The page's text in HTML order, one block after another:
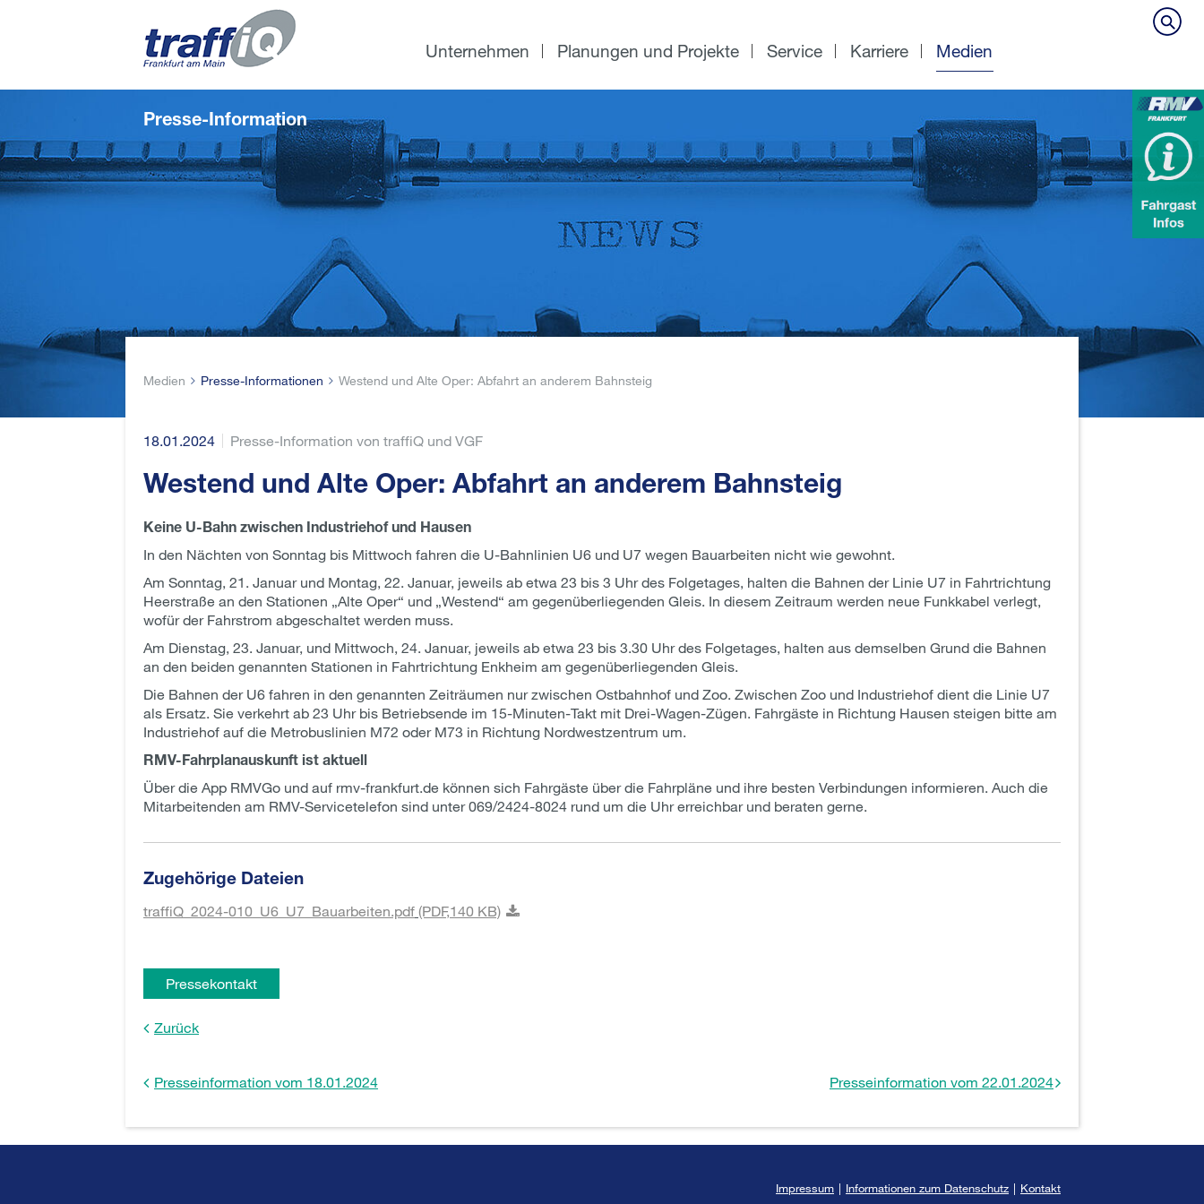
Unternehmen Planungen und Projekte Service Karriere Medien
Presse-Information
Medien Presse-Informationen Westend und Alte Oper: Abfahrt an anderem Bahnsteig
18.01.2024 Presse-Information von traffiQ und VGF
Westend und Alte Oper: Abfahrt an anderem Bahnsteig
Keine U-Bahn zwischen Industriehof und Hausen
In den Nächten von Sonntag bis Mittwoch fahren die U-Bahnlinien U6 und U7 wegen Bauarbeiten nicht wie gewohnt.
Am Sonntag, 21. Januar und Montag, 22. Januar, jeweils ab etwa 23 bis 3 Uhr des Folgetages, halten die Bahnen der Linie U7 in Fahrtrichtung
Heerstraße an den Stationen „Alte Oper“ und „Westend“ am gegenüberliegenden Gleis. In diesem Zeitraum werden neue Funkkabel verlegt,
wofür der Fahrstrom abgeschaltet werden muss.
Am Dienstag, 23. Januar, und Mittwoch, 24. Januar, jeweils ab etwa 23 bis 3.30 Uhr des Folgetages, halten aus demselben Grund die Bahnen
an den beiden genannten Stationen in Fahrtrichtung Enkheim am gegenüberliegenden Gleis.
Die Bahnen der U6 fahren in den genannten Zeiträumen nur zwischen Ostbahnhof und Zoo. Zwischen Zoo und Industriehof dient die Linie U7
als Ersatz. Sie verkehrt ab 23 Uhr bis Betriebsende im 15-Minuten-Takt mit Drei-Wagen-Zügen. Fahrgäste in Richtung Hausen steigen bitte am
Industriehof auf die Metrobuslinien M72 oder M73 in Richtung Nordwestzentrum um.
RMV-Fahrplanauskunft ist aktuell
Über die App RMVGo und auf rmv-frankfurt.de können sich Fahrgäste über die Fahrpläne und ihre besten Verbindungen informieren. Auch die
Mitarbeitenden am RMV-Servicetelefon sind unter 069/2424-8024 rund um die Uhr erreichbar und beraten gerne.
Zugehörige Dateien
traffiQ_2024-010_U6_U7_Bauarbeiten.pdf (PDF,140 KB)
Pressekontakt
Zurück
Presseinformation vom 18.01.2024 Presseinformation vom 22.01.2024
Impressum | Informationen zum Datenschutz | Kontakt